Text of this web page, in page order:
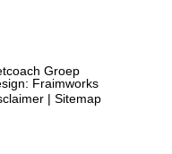
Groep
Fraimworks
| Sitemap